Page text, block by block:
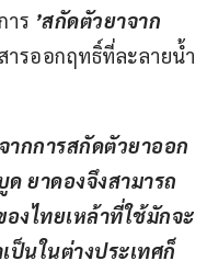
าร ’สกัดตัวยาจาก
รออกฤทธิ์ที่ละลายน้ำ
ากการสกัดตัวยาออก
ยาดองจึงสามารถ
งไทยเหล้าที่ใช้มักจะ
ป็นในต่างประเทศก็